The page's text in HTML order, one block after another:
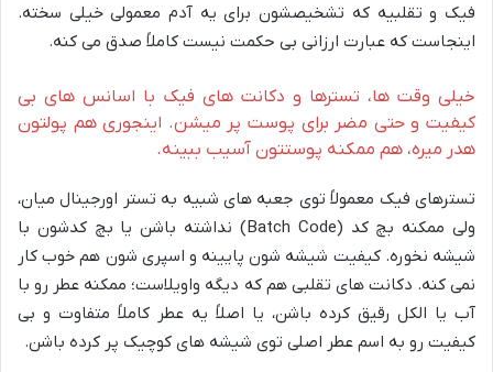
فیک و تقلبیه که تشخیصشون برای یه آدم معمولی خیلی سخته.
اینجاست که عبارت ارزانی بی حکمت نیست کاملاً صدق می کنه.
خیلی وقت ها، تسترها و دکانت های فیک با اسانس های بی
کیفیت و حتی مضر برای پوست پر میشن. اینجوری هم پولتون
هدر میره، هم ممکنه پوستتون آسیب ببینه.
تسترهای فیک معمولاً توی جعبه های شبیه به تستر اورجینال میان،
ولی ممکنه بچ کد (Batch Code) نداشته باشن یا بچ کدشون با
شیشه نخوره. کیفیت شیشه شون پایینه و اسپری شون هم خوب کار
نمی کنه. دکانت های تقلبی هم که دیگه واویلاست؛ ممکنه عطر رو با
آب یا الکل رقیق کرده باشن، یا اصلاً یه عطر کاملاً متفاوت و بی
کیفیت رو به اسم عطر اصلی توی شیشه های کوچیک پر کرده باشن.